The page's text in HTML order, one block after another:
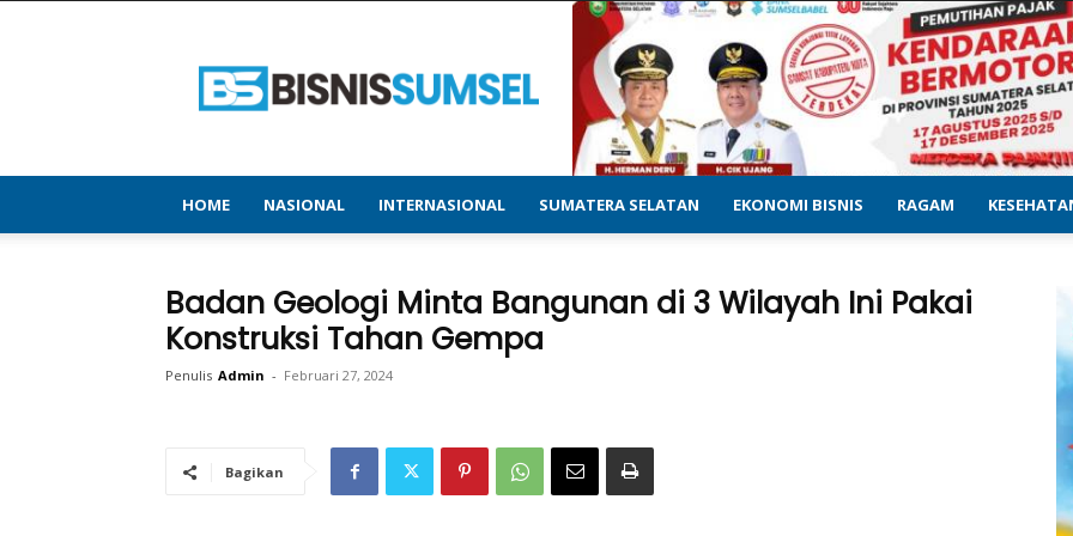
–
Menyajikan
&
Terupdate
HOME NASIONAL INTERNASIONAL SUMATERA SELATAN EKONOMI BISNIS RAGAM
Badan Geologi Minta Bangunan di 3 Wilayah Ini Pakai
Konstruksi Tahan Gempa
Penulis Admin - Februari 27, 2024
Bagikan